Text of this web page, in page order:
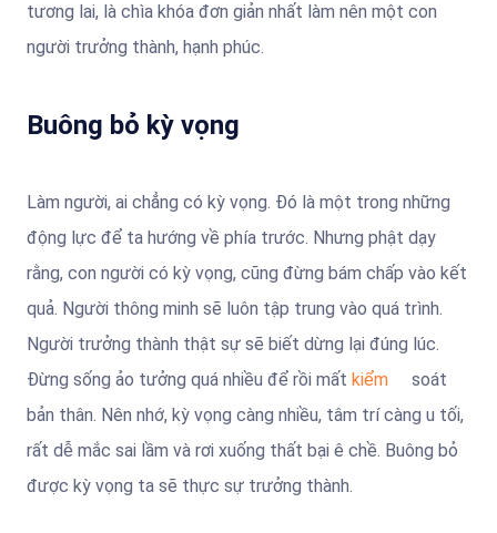
tương lai, là chìa khóa đơn giản nhất làm nên một con
người trưởng thành, hạnh phúc.
Buông bỏ kỳ vọng
Làm người, ai chẳng có kỳ vọng. Đó là một trong những
động lực để ta hướng về phía trước. Nhưng phật dạy
rằng, con người có kỳ vọng, cũng đừng bám chấp vào kết
quả. Người thông minh sẽ luôn tập trung vào quá trình.
Người trưởng thành thật sự sẽ biết dừng lại đúng lúc.
Đừng sống ảo tưởng quá nhiều để rồi mất kiểm
soát
bản thân. Nên nhớ, kỳ vọng càng nhiều, tâm trí càng u tối,
rất dễ mắc sai lầm và rơi xuống thất bại ê chề. Buông bỏ
được kỳ vọng ta sẽ thực sự trưởng thành.